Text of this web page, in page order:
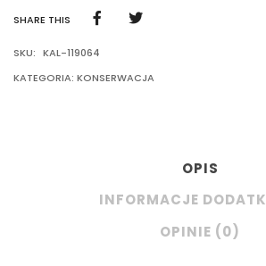
SHARE THIS
SKU: KAL-119064
KATEGORIA: KONSERWACJA
OPIS
INFORMACJE
OPINIE (0)